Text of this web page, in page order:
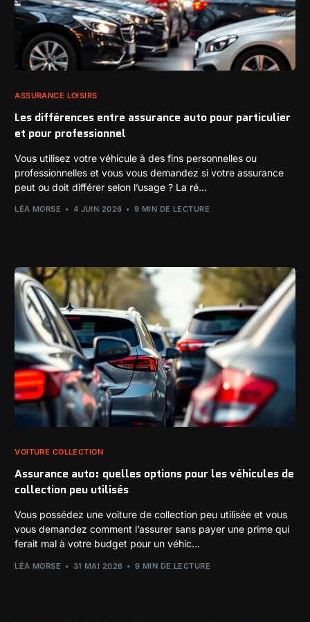
ASSURANCE LOISIRS
Les différences entre assurance auto pour particulier
et pour professionnel
Vous utilisez votre véhicule à des fins personnelles ou
professionnelles et vous vous demandez si votre assurance
peut ou doit différer selon l’usage ? La ré...
LÉA MORSE 4 JUIN 2026 9 MIN DE LECTURE
VOITURE COLLECTION
Assurance auto: quelles options pour les véhicules de
collection peu utilisés
Vous possédez une voiture de collection peu utilisée et vous
vous demandez comment l’assurer sans payer une prime qui
ferait mal à votre budget pour un véhic...
LÉA MORSE 31 MAI 2026 9 MIN DE LECTURE